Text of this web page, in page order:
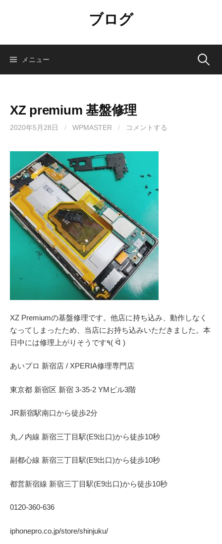
ン
ブログ
メニュー 検
XZ premium 基盤修理
2020年5月28日 / WPMASTER / コメントする
XZ Premiumの基盤修理です。他店に持ち込み、動作しなく
なってしまったため、当店にお持ち込みいただきました。本
日中には修理上がりそうです٩( ᐛ )
あいプロ 新宿店 / XPERIA修理専門店
東京都 新宿区 新宿 3-35-2 YMビル3階
JR新宿駅南口から徒歩2分
丸ノ内線 新宿三丁目駅(E9出口)から徒歩10秒
副都心線 新宿三丁目駅(E9出口)から徒歩10秒
都営新宿線 新宿三丁目駅(E9出口)から徒歩10秒
0120-360-636
iphonepro.co.jp/store/shinjuku/